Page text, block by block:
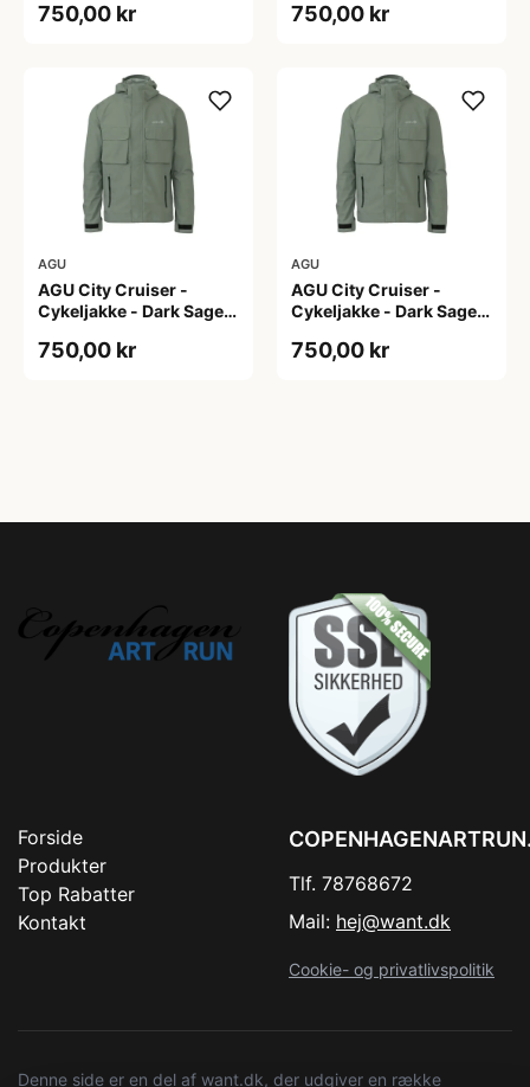
750,00 kr 750,00 kr
AGU
AGU City Cruiser -
Cykeljakke - Dark Sage -
750,00 kr
AGU
AGU City Cruiser -
Cykeljakke - Dark Sage -
750,00 kr
Forside
Produkter
Top Rabatter
Kontakt
Tlf. 78768672
Mail: hej@want.dk
Cookie- og privatlivspolitik
Denne side er en del af want.dk, der udgiver en række